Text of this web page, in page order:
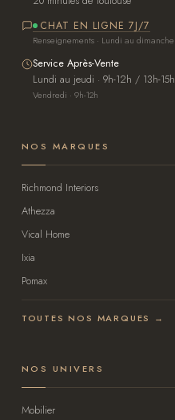
CHAT EN LIGNE 7J/7
Renseignements · Lundi au dimanche
Service Après-Vente
Lundi au jeudi · 9h-12h / 13h-15h
Vendredi · 9h-12h
NOS MARQUES
Richmond Interiors
Athezza
Vical Home
Ixia
Pomax
TOUTES NOS MARQUES →
NOS UNIVERS
Mobilier